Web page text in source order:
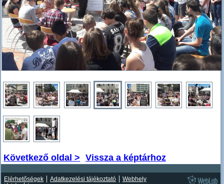
Következő oldal > Vissza a képtárhoz
Elérhetőségek Adatkezelési tájékoztató
Webhely